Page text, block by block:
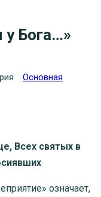
у Бога…»
Основная
Всех святых в
означает,